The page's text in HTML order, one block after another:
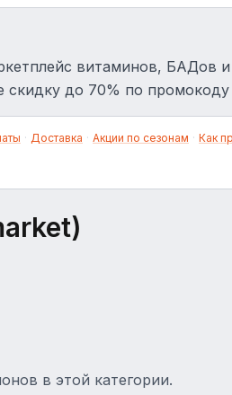
витаминов, БАДов
скидку до 70% по
· Доставка · Акции по сезонам · Как
в этой категории.